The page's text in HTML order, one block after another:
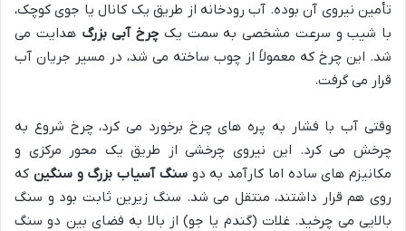
تأمین نیروی آن بوده. آب رودخانه از طریق یک کانال یا جوی کوچک،
با شیب و سرعت مشخصی به سمت یک چرخ آبی بزرگ هدایت می
شد. این چرخ که معمولاً از چوب ساخته می شد، در مسیر جریان آب
قرار می گرفت.
وقتی آب با فشار به پره های چرخ برخورد می کرد، چرخ شروع به
چرخش می کرد. این نیروی چرخشی از طریق یک محور مرکزی و
مکانیزم های ساده اما کارآمد به دوسنگ آسیاب بزرگ و سنگین که
روی هم قرار داشتند، منتقل می شد. سنگ زیرین ثابت بود و سنگ
بالایی می چرخید. غلات (گندم یا جو) از بالا به فضای بین دو سنگ